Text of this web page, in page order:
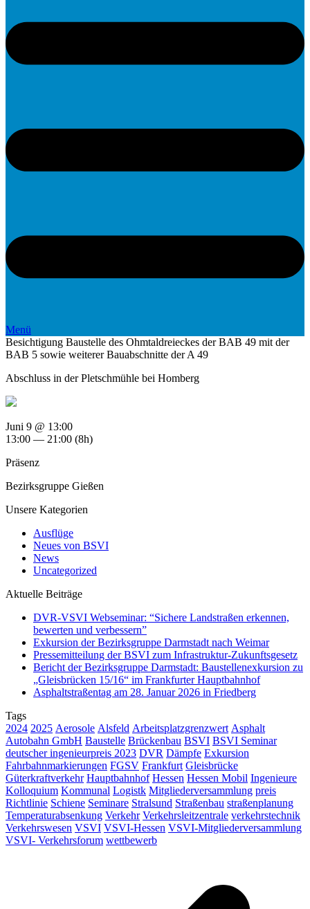
Menü
Besichtigung Baustelle des Ohmtaldreieckes der BAB 49 mit der
BAB 5 sowie weiterer Bauabschnitte der A 49
Abschluss in der Pletschmühle bei Homberg
Juni 9 @ 13:00
13:00 — 21:00 (8h)
Präsenz
Bezirksgruppe Gießen
Unsere Kategorien
Ausflüge
Neues von BSVI
News
Uncategorized
Aktuelle Beiträge
DVR-VSVI Webseminar: “Sichere Landstraßen erkennen,
bewerten und verbessern”
Exkursion der Bezirksgruppe Darmstadt nach Weimar
Pressemitteilung der BSVI zum Infrastruktur-Zukunftsgesetz
Bericht der Bezirksgruppe Darmstadt: Baustellenexkursion zu
„Gleisbrücken 15/16“ im Frankfurter Hauptbahnhof
Asphaltstraßentag am 28. Januar 2026 in Friedberg
Tags
2024 2025 Aerosole Alsfeld Arbeitsplatzgrenzwert Asphalt
Autobahn GmbH Baustelle Brückenbau BSVI BSVI Seminar
deutscher ingenieurpreis 2023 DVR Dämpfe Exkursion
Fahrbahnmarkierungen FGSV Frankfurt Gleisbrücke
Güterkraftverkehr Hauptbahnhof Hessen Hessen Mobil Ingenieure
Kolloquium Kommunal Logistk Mitgliederversammlung preis
Richtlinie Schiene Seminare Stralsund Straßenbau straßenplanung
Temperaturabsenkung Verkehr Verkehrsleitzentrale verkehrstechnik
Verkehrswesen VSVI VSVI-Hessen VSVI-Mitgliederversammlung
VSVI- Verkehrsforum wettbewerb